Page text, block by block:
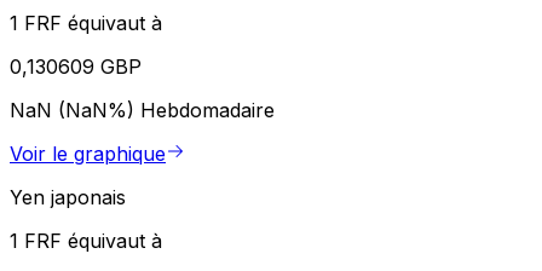
1 FRF équivaut à
0,130609 GBP
NaN (NaN%) Hebdomadaire
Voir le graphique
Yen japonais
1 FRF équivaut à